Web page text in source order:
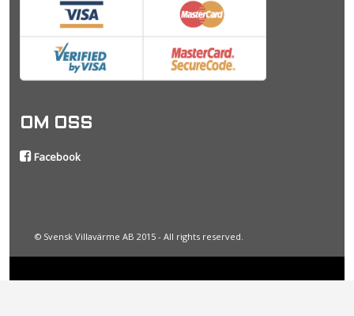
OM OSS
Facebook
© Svensk Villavärme AB 2015 - All rights reserved.